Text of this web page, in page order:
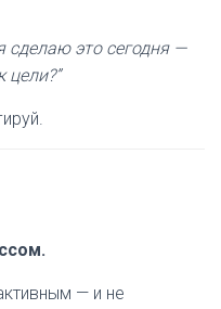
сделаю это сегодня —
цели?”
— и не